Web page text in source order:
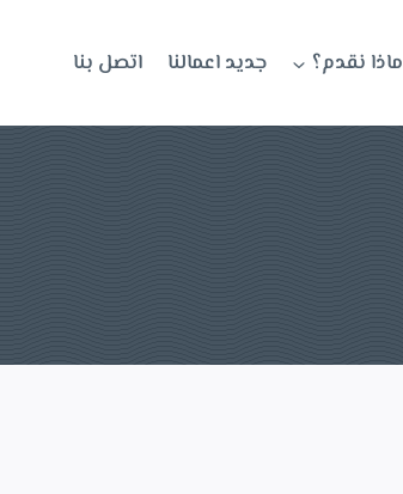
ماذا نقدم؟ جديد اعمالنا اتصل بنا